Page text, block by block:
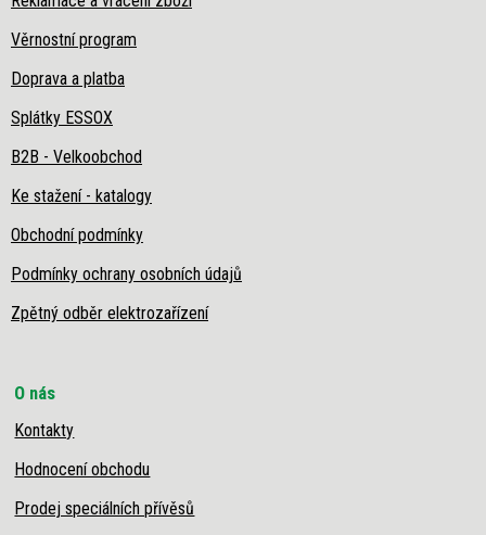
Věrnostní program
Doprava a platba
Splátky ESSOX
B2B - Velkoobchod
Ke stažení - katalogy
Obchodní podmínky
Podmínky ochrany osobních údajů
Zpětný odběr elektrozařízení
O nás
Kontakty
Hodnocení obchodu
Prodej speciálních přívěsů